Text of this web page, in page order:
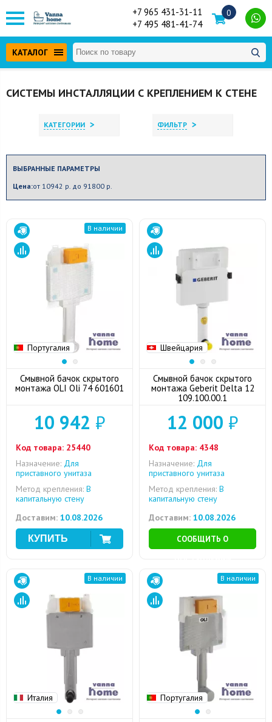
+7 965 431-31-11
+7 495 481-41-74
0
КАТАЛОГ
СИСТЕМЫ ИНСТАЛЛЯЦИИ С КРЕПЛЕНИЕМ К СТЕНЕ
КАТЕГОРИИ > ФИЛЬТР >
ВЫБРАННЫЕ ПАРАМЕТРЫ
Цена:от 10942 р. до 91800 р.
Португалия
В наличии
Смывной бачок скрытого
монтажа OLI Oli 74 601601
10 942 ₽
Код товара: 25440
Назначение: Для
приставного унитаза
Метод крепления: В
капитальную стену
Доставим: 10.08.2026
Швейцария
Смывной бачок скрытого
монтажа Geberit Delta 12
109.100.00.1
12 000 ₽
Код товара: 4348
Назначение: Для
приставного унитаза
Метод крепления: В
капитальную стену
Доставим: 10.08.2026
СООБЩИТЬ О
Италия
В наличии
Португалия
В наличии